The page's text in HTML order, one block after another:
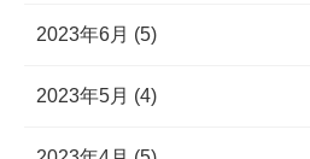
2023年6月 (5)
2023年5月 (4)